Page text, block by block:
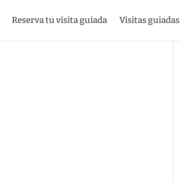
Reserva tu visita guiada Visitas guiadas